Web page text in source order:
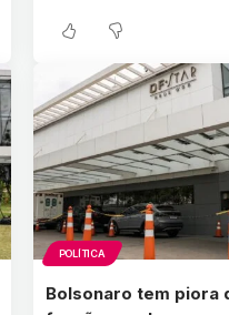
POLÍTICA
Bolsonaro tem piora